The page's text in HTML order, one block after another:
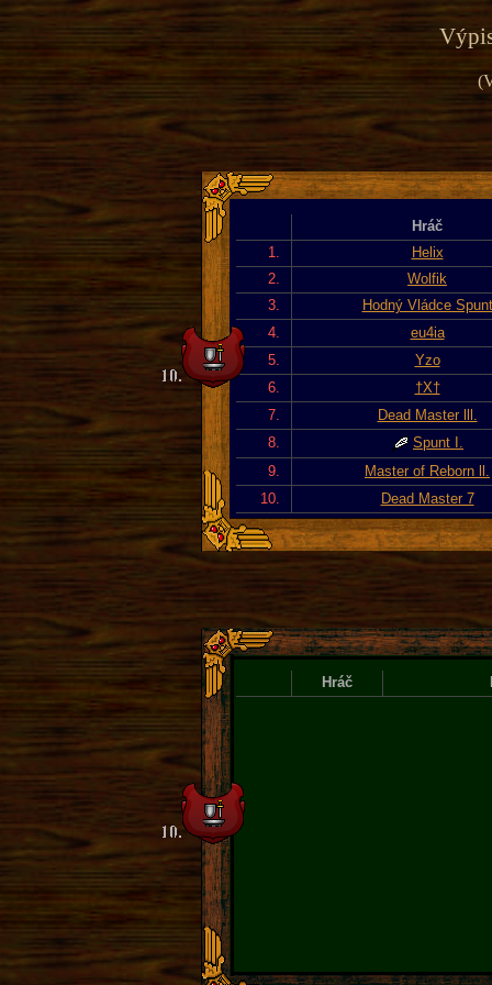
Hráč
1.
Helix
2.
Wolfik
3.
Hodný Vládce Spunt
4.
eu4ia
5.
Yzo
6.
†X†
7.
Dead Master lll.
8.
Spunt I.
9.
Master of Reborn ll.
10.
Dead Master 7
Hráč